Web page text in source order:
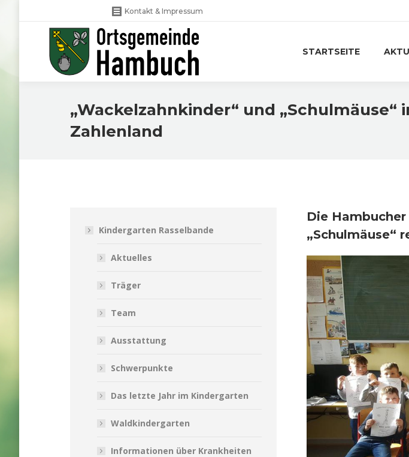
Kontakt & Impressum
STARTSEITE
„Wackelzahnkinder“ und „Schulmäuse“
Zahlenland
Die
„Schulmäuse“
Kindergarten Rasselbande
Aktuelles
Träger
Team
Ausstattung
Schwerpunkte
Das letzte Jahr im Kindergarten
Waldkindergarten
Informationen über Krankheiten